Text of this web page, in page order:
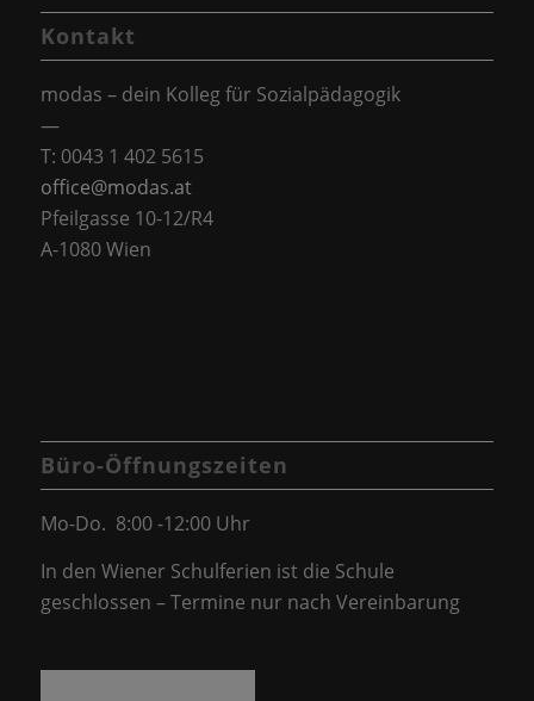
Kontakt
modas – dein Kolleg für Sozialpädagogik
—
T: 0043 1 402 5615
office@modas.at
Pfeilgasse 10-12/R4
A-1080 Wien
Büro-Öffnungszeiten
Mo-Do. 8:00 -12:00 Uhr
In den Wiener Schulferien ist die Schule
geschlossen – Termine nur nach Vereinbarung